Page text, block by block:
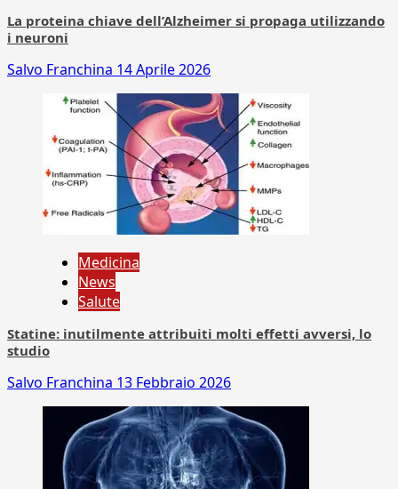
La proteina chiave dell’Alzheimer si propaga utilizzando
i neuroni
Salvo Franchina 14 Aprile 2026
Medicina
News
Salute
Statine: inutilmente attribuiti molti effetti avversi, lo
studio
Salvo Franchina 13 Febbraio 2026